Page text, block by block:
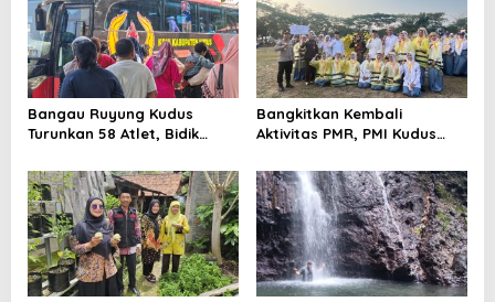
Bangau Ruyung Kudus
Turunkan 58 Atlet, Bidik
Nasional Purbalingga
Bangkitkan Kembali
Aktivitas PMR, PMI Kudus
Pandemi